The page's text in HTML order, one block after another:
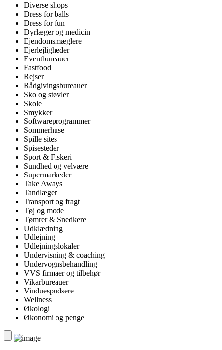
Diverse shops
Dress for balls
Dress for fun
Dyrlæger og medicin
Ejendomsmæglere
Ejerlejligheder
Eventbureauer
Fastfood
Rejser
Rådgivingsbureauer
Sko og støvler
Skole
Smykker
Softwareprogrammer
Sommerhuse
Spille sites
Spisesteder
Sport & Fiskeri
Sundhed og velvære
Supermarkeder
Take Aways
Tandlæger
Transport og fragt
Tøj og mode
Tømrer & Snedkere
Udklædning
Udlejning
Udlejningslokaler
Undervisning & coaching
Undervognsbehandling
VVS firmaer og tilbehør
Vikarbureauer
Vinduespudsere
Wellness
Økologi
Økonomi og penge